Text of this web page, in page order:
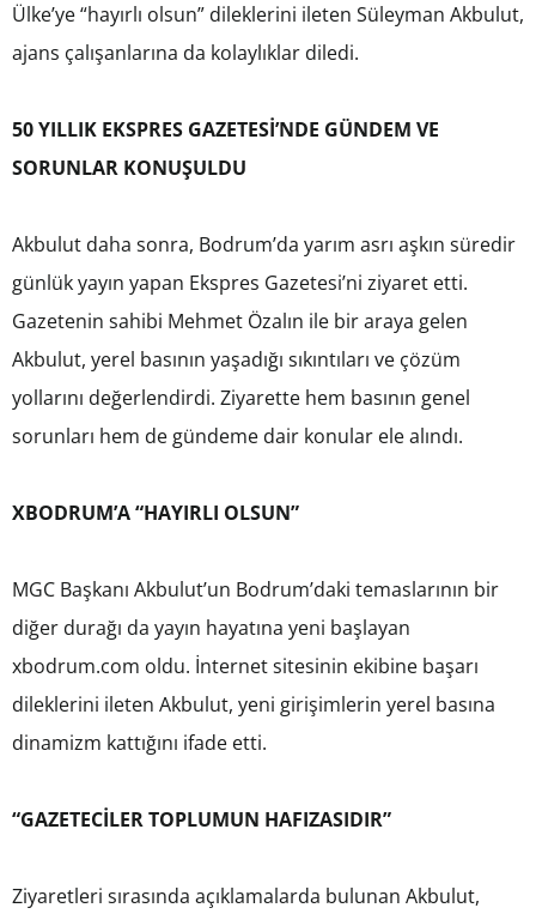
Ülke’ye “hayırlı olsun” dileklerini ileten Süleyman Akbulut,
ajans çalışanlarına da kolaylıklar diledi.
50 YILLIK EKSPRES GAZETESİ’NDE GÜNDEM VE
SORUNLAR KONUŞULDU
Akbulut daha sonra, Bodrum’da yarım asrı aşkın süredir
günlük yayın yapan Ekspres Gazetesi’ni ziyaret etti.
Gazetenin sahibi Mehmet Özalın ile bir araya gelen
Akbulut, yerel basının yaşadığı sıkıntıları ve çözüm
yollarını değerlendirdi. Ziyarette hem basının genel
sorunları hem de gündeme dair konular ele alındı.
XBODRUM’A “HAYIRLI OLSUN”
MGC Başkanı Akbulut’un Bodrum’daki temaslarının bir
diğer durağı da yayın hayatına yeni başlayan
xbodrum.com oldu. İnternet sitesinin ekibine başarı
dileklerini ileten Akbulut, yeni girişimlerin yerel basına
dinamizm kattığını ifade etti.
“GAZETECİLER TOPLUMUN HAFIZASIDIR”
Ziyaretleri sırasında açıklamalarda bulunan Akbulut,